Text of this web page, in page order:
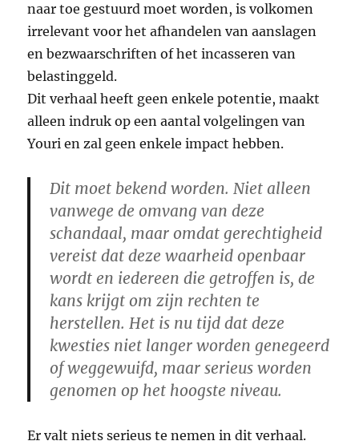
naar toe gestuurd moet worden, is volkomen
irrelevant voor het afhandelen van aanslagen
en bezwaarschriften of het incasseren van
belastinggeld.
Dit verhaal heeft geen enkele potentie, maakt
alleen indruk op een aantal volgelingen van
Youri en zal geen enkele impact hebben.
Dit moet bekend worden. Niet alleen
vanwege de omvang van deze
schandaal, maar omdat gerechtigheid
vereist dat deze waarheid openbaar
wordt en iedereen die getroffen is, de
kans krijgt om zijn rechten te
herstellen. Het is nu tijd dat deze
kwesties niet langer worden genegeerd
of weggewuifd, maar serieus worden
genomen op het hoogste niveau.
Er valt niets serieus te nemen in dit verhaal.